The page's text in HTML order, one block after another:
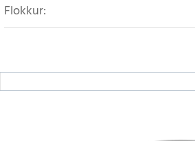
Flokkur: